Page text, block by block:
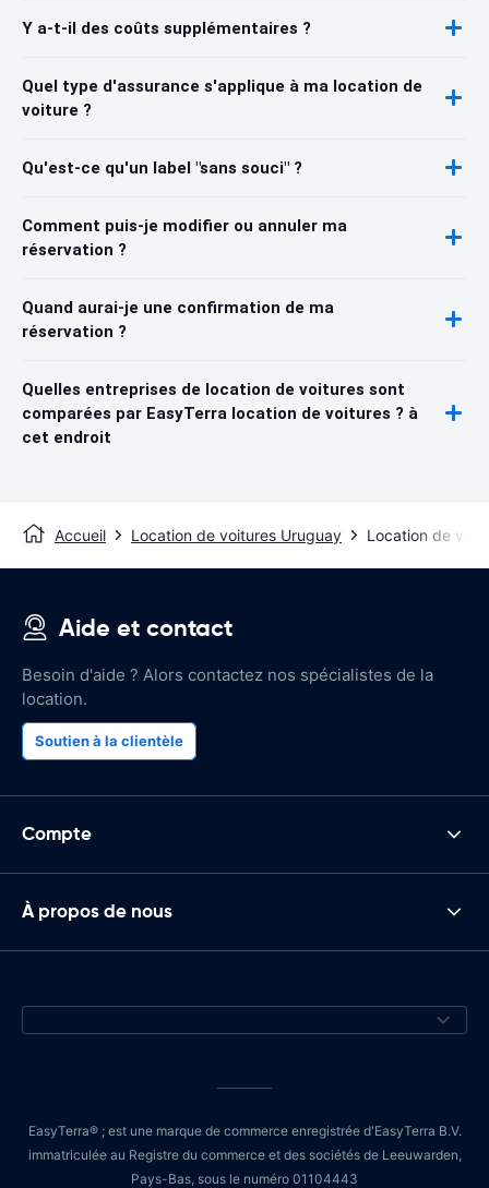
Y a-t-il des coûts supplémentaires ?
Quel type d'assurance s'applique à ma location de
voiture ?
Qu'est-ce qu'un label "sans souci" ?
Comment puis-je modifier ou annuler ma
réservation ?
Quand aurai-je une confirmation de ma
réservation ?
Quelles entreprises de location de voitures sont
comparées par EasyTerra location de voitures ? à
cet endroit
Accueil Location de voitures Uruguay Location de
Aide et contact
Besoin d'aide ? Alors contactez nos spécialistes de la
location.
Soutien à la clientèle
Compte
À propos de nous
EasyTerra® ; est une marque de commerce enregistrée d'EasyTerra B.V.
immatriculée au Registre du commerce et des sociétés de Leeuwarden,
Pays-Bas, sous le numéro 01104443